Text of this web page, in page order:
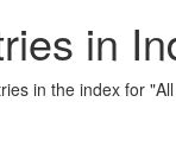
in
in the index for